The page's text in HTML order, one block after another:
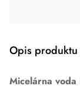
Opis produktu
Micelárna voda